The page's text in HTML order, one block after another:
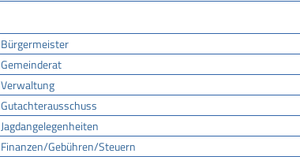
Bürgermeister
Gemeinderat
Verwaltung
Gutachterausschuss
Jagdangelegenheiten
Finanzen/Gebühren/Steuern